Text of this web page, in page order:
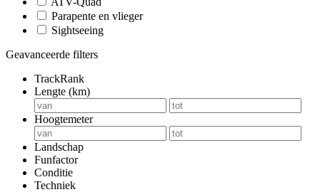
Parapente en vlieger
Sightseeing
Geavanceerde filters
TrackRank
Lengte (km)
Hoogtemeter
Landschap
Funfactor
Conditie
Techniek